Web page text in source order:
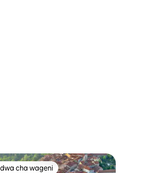
cha wageni